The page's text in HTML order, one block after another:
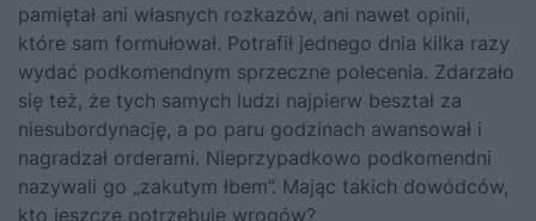
pamiętał ani własnych rozkazów, ani nawet opinii,
które sam formułował. Potrafił jednego dnia kilka razy
wydać podkomendnym sprzeczne polecenia. Zdarzało
się też, że tych samych ludzi najpierw beształ za
niesubordynację, a po paru godzinach awansował i
nagradzał orderami. Nieprzypadkowo podkomendni
nazywali go „zakutym łbem”. Mając takich dowódców,
kto jeszcze potrzebuje wrogów?